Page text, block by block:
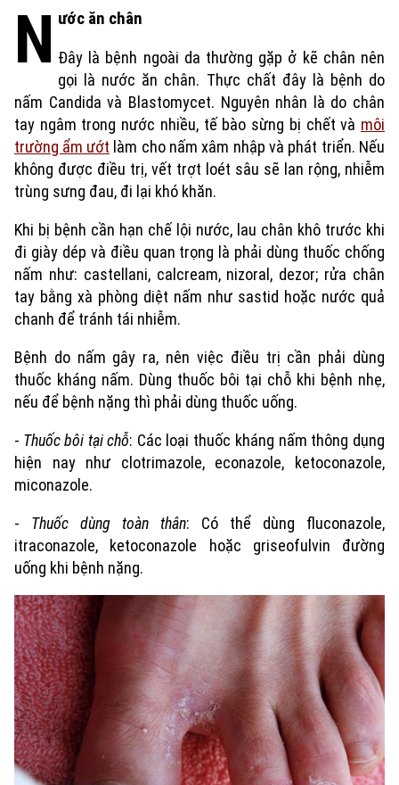
Xu hướng
N ước ăn chân
Đây là bệnh ngoài da thường gặp ở kẽ chân nên
gọi là nước ăn chân. Thực chất đây là bệnh do
nấm Candida và Blastomycet. Nguyên nhân là do chân
tay ngâm trong nước nhiều, tế bào sừng bị chết và môi
trường ẩm ướt làm cho nấm xâm nhập và phát triển. Nếu
không được điều trị, vết trợt loét sâu sẽ lan rộng, nhiễm
trùng sưng đau, đi lại khó khăn.
Khi bị bệnh cần hạn chế lội nước, lau chân khô trước khi
đi giày dép và điều quan trọng là phải dùng thuốc chống
nấm như: castellani, calcream, nizoral, dezor; rửa chân
tay bằng xà phòng diệt nấm như sastid hoặc nước quả
chanh để tránh tái nhiễm.
Bệnh do nấm gây ra, nên việc điều trị cần phải dùng
thuốc kháng nấm. Dùng thuốc bôi tại chỗ khi bệnh nhẹ,
nếu để bệnh nặng thì phải dùng thuốc uống.
- Thuốc bôi tại chỗ: Các loại thuốc kháng nấm thông dụng
hiện nay như clotrimazole, econazole, ketoconazole,
miconazole.
- Thuốc dùng toàn thân: Có thể dùng fluconazole,
itraconazole, ketoconazole hoặc griseofulvin đường
uống khi bệnh nặng.